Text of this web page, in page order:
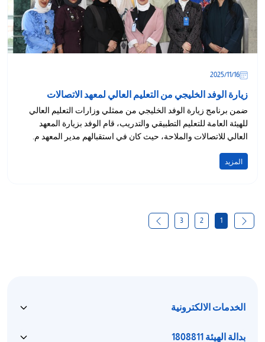
16‏/11‏/2025
زيارة الوفد الخليجي من التعليم العالي لمعهد الاتصالات
ضمن برنامج زيارة الوفد الخليجي من ممثلي وزارات التعليم العالي
للهيئة العامة للتعليم التطبيقي والتدريب، قام الوفد بزيارة المعهد
العالي للاتصالات والملاحة، حيث كان في استقبالهم مدير المعهد م.
المزيد
1
2
3
الخدمات الالكترونية
بدالة الهيئة 1808811